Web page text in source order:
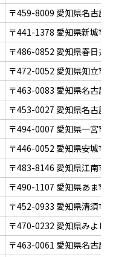
〒459-8009 愛知県名古屋
〒441-1378 愛知県新城市
〒486-0852 愛知県春日井
〒472-0052 愛知県知立市
〒463-0083 愛知県名古屋
〒453-0027 愛知県名古屋
〒494-0007 愛知県一宮市
〒446-0052 愛知県安城市
〒483-8146 愛知県江南市
〒490-1107 愛知県あま市
〒452-0933 愛知県清須市
〒470-0232 愛知県みよし
〒463-0061 愛知県名古屋